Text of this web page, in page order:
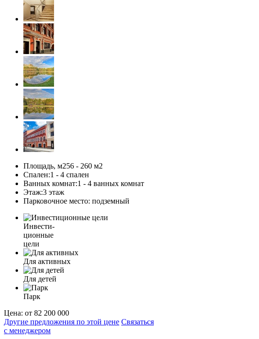
Площадь, м256 - 260 м2
Спален:1 - 4 спален
Ванных комнат:1 - 4 ванных комнат
Этаж:3 этаж
Парковочное место: подземный
Инвести-
ционные
цели
Для активных
Для детей
Парк
Цена: от 82 200 000
Другие предложения по этой цене Связаться
с менеджером